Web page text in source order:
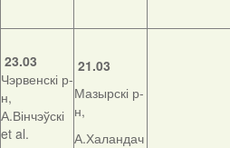
23.03
Чэрвенскі р-
н,
А.Вінчэўскі
et al.
21.03
Мазырскі р-
н,
А.Халандач